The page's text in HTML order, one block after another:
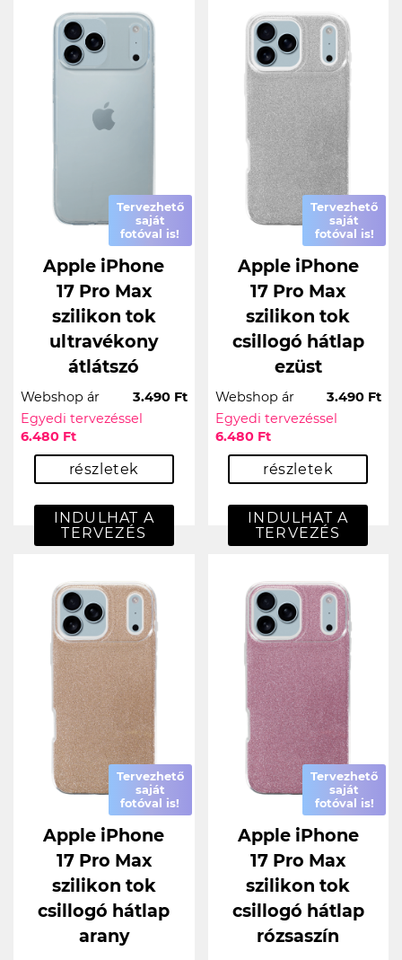
Tervezhető
saját
fotóval is!
Apple iPhone
17 Pro Max
szilikon tok
ultravékony
átlátszó
Webshop ár
3.490 Ft
Egyedi tervezéssel
6.480 Ft
részletek
INDULHAT A
TERVEZÉS
Tervezhető
saját
fotóval is!
Apple iPhone
17 Pro Max
szilikon tok
csillogó hátlap
ezüst
Webshop ár
3.490 Ft
Egyedi tervezéssel
6.480 Ft
részletek
INDULHAT A
TERVEZÉS
Tervezhető
saját
fotóval is!
Apple iPhone
17 Pro Max
szilikon tok
csillogó hátlap
arany
Tervezhető
saját
fotóval is!
Apple iPhone
17 Pro Max
szilikon tok
csillogó hátlap
rózsaszín